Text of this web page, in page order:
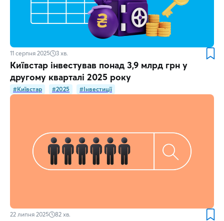
11 серпня 2025 3 хв.
Київстар інвестував понад 3,9 млрд грн у
другому кварталі 2025 року
#Київстар #2025 #Інвестиції
22 липня 2025 82 хв.